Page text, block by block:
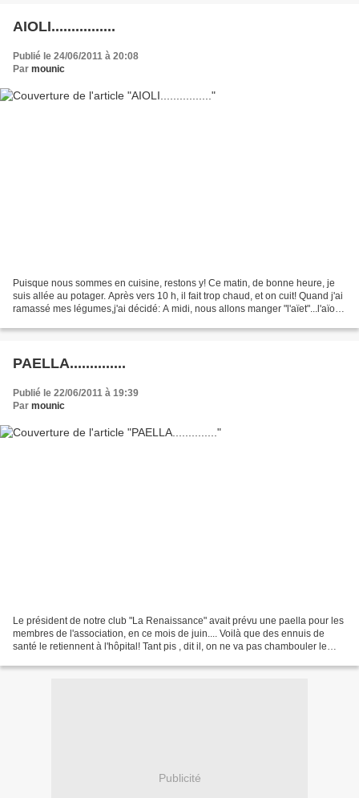
AIOLI................
Publié le 24/06/2011 à 20:08
Par mounic
Puisque nous sommes en cuisine, restons y! Ce matin, de bonne heure, je
suis allée au potager. Après vers 10 h, il fait trop chaud, et on cuit! Quand j'ai
ramassé mes légumes,j'ai décidé: A midi, nous allons manger "l'aïet"...l'aïoli,
PAELLA..............
Publié le 22/06/2011 à 19:39
Par mounic
Le président de notre club "La Renaissance" avait prévu une paella pour les
membres de l'association, en ce mois de juin.... Voilà que des ennuis de
santé le retiennent à l'hôpital! Tant pis , dit il, on ne va pas chambouler le
Publicité